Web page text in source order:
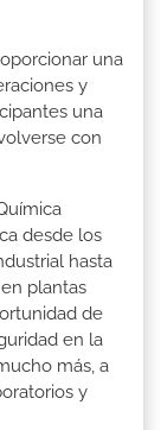
una
y
una
con
desde los
hasta
plantas
de
en la
más, a
y